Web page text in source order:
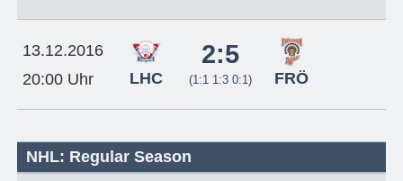
13.12.2016
20:00 Uhr
LHC
2:5
(1:1 1:3 0:1) FRÖ
NHL: Regular Season